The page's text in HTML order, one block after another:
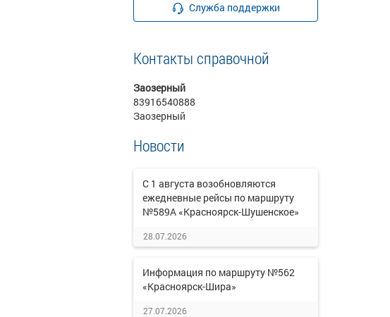
Служба поддержки
Контакты справочной
Заозерный
83916540888
Заозерный
Новости
С 1 августа возобновляются
ежедневные рейсы по маршруту
№589А «Красноярск-Шушенское»
28.07.2026
Информация по маршруту №562
«Красноярск-Шира»
27.07.2026